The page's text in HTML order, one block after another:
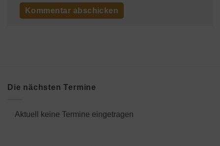
Die nächsten Termine
Aktuell keine Termine eingetragen